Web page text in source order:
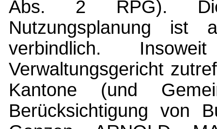
Abs. 2 RPG). Die
Nutzungsplanung ist
verbindlich.
Verwaltungsgericht
Kantone (und
Berücksichtigung von